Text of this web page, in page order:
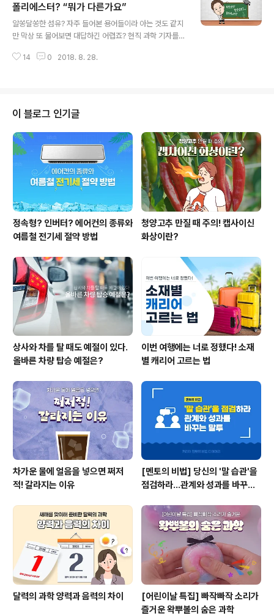
류, 자동차 시트, 수건, 행주, 의류, 애견용품 등 여러곳에 사
용되고 있는데요. 극세사가 일반 섬유보다 비싼 가격에도
불구하고 인기가 높은 이유가 뭘까요? 1. 흡수력이 뛰어나
다. 2. 피부에 자극이 없다 : 촘촘한 구조로 피부가 좋아합
폴리에스터? “뭐가 다른가요”
알쏭달쏭한 섬유? 자주 들어본 용어들이라 아는 것도 같지
만 막상 또 물어보면 대답하긴 어렵죠? 현직 과학 기자를
요? 섬유(fiber)는 일반적으로 천연섬유와 화학섬유로 나
물질을 원료로 만든 섬유류의 총칭입니다. 레이온과 같은
재생섬유, 아세테이트와 같은 반합성섬유, 폴리에스터와
같은 합성섬유가 있습니다. 재생섬유인 레이온은 펄프가
주 원료이며 아세테이트는 셀루로오스, 그리고 대표적인
화학섬유인 폴리에스터(EG, TPA)와 나일론(사이클로헥
산)은 석유에서 추출한 물질..
14 0 2018. 8. 28.
이 블로그 인기글
정속형? 인버터? 에어컨의 종류와
여름철 전기세 절약 방법
청양고추 만질 때 주의! 캡사이신
화상이란?
상사와 차를 탈 때도 예절이 있다.
올바른 차량 탑승 예절은?
이번 여행에는 너로 정했다! 소재
별 캐리어 고르는 법
차가운 물에 얼음을 넣으면 쩌저
적! 갈라지는 이유
[멘토의 비법] 당신의 '말 습관'을
점검하라...관계와 성과를 바꾸는
달력의 과학 양력과 음력의 차이
[어린이날 특집] 빠작빠작 소리가
즐거운 왁뿌볼의 숨은 과학